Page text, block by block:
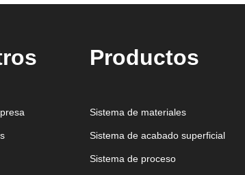
Productos
Sistema de materiales
Sistema de acabado superficial
Sistema de proceso